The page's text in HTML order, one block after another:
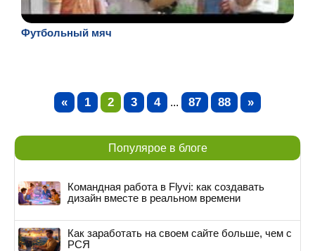
Футбольный мяч
« 1 2 3 4 ... 87 88 »
Популярое в блоге
Командная работа в Flyvi: как создавать
дизайн вместе в реальном времени
Как заработать на своем сайте больше, чем с
РСЯ